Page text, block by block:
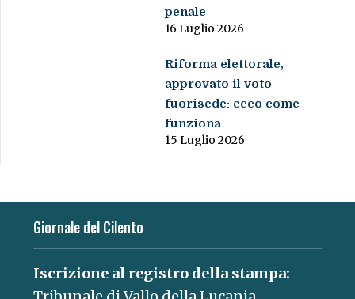
penale
16 Luglio 2026
Riforma elettorale,
approvato il voto
fuorisede: ecco come
funziona
15 Luglio 2026
Giornale del Cilento
Iscrizione al registro della stampa: